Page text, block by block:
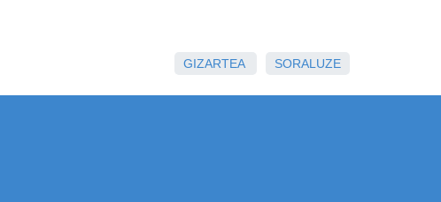
GIZARTEA SORALUZE